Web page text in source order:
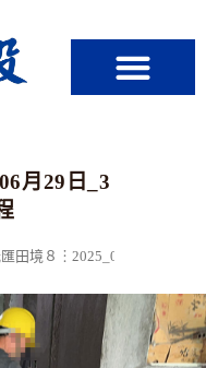
月29日_3
田境８︙2025_06月29日_3樓